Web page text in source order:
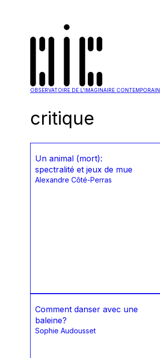
OBSERVATOIRE DE L'IMAGINAIRE CONTEMPORAIN
critique
Un animal (mort):
spectralité et jeux de mue
Alexandre Côté-Perras
Comment danser avec une
baleine?
Sophie Audousset